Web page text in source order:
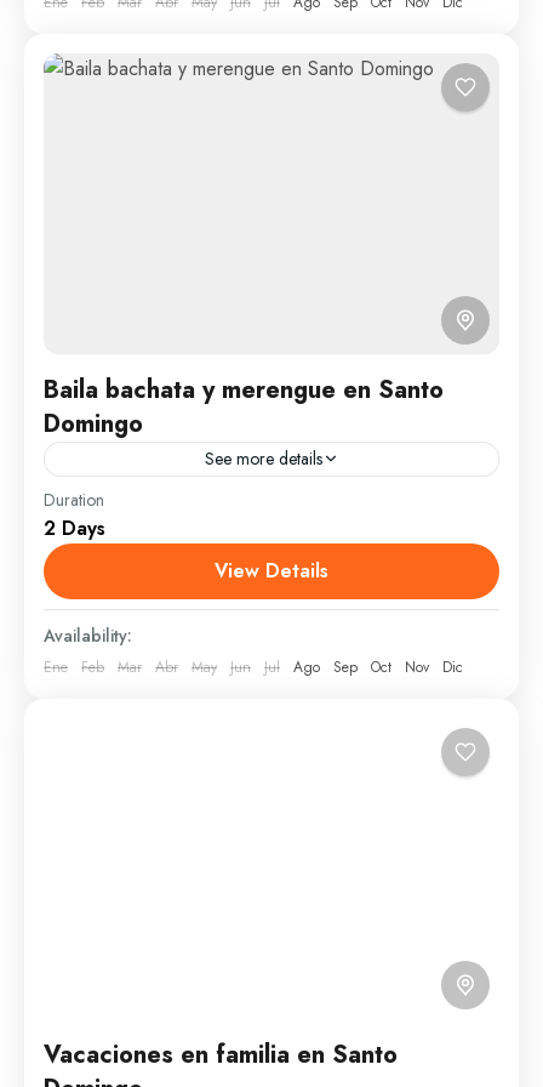
Baila bachata y merengue en Santo
Domingo
See more details
Santo Domingo cuenta con una vida noctuna variada
e intensa, de ritmos pegajosos y dulces. En este tour
podrás conocer disfrutar delas mejores discotecas,
bailar...
Santo Domingo
1 Person
Duration
2 Days
View Details
Availability:
Ene Feb Mar Abr May Jun Jul Ago Sep Oct Nov Dic
Vacaciones en familia en Santo